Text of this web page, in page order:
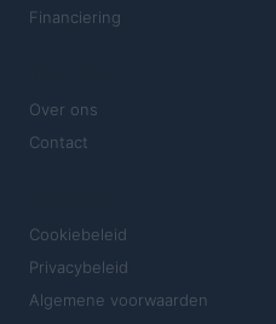
Financiering
Over ons
Contact
Cookiebeleid
Privacybeleid
Algemene voorwaarden